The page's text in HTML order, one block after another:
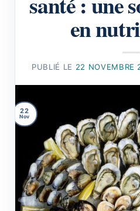
en
PUBLIÉ LE 22 NOVEMBRE
22
Nov